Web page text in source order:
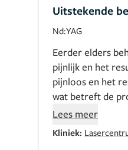
Uitstekende
Nd:YAG
Eerder elders
pijnlijk en het
pijnloos en het
wat betreft de
er stukken beter
Lees meer
Kliniek: